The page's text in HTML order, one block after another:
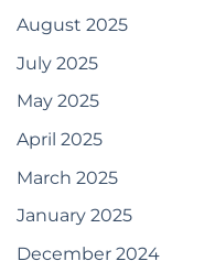
August 2025
July 2025
May 2025
April 2025
March 2025
January 2025
December 2024